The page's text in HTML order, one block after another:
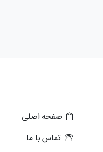
صفحه اصلی
تماس با ما